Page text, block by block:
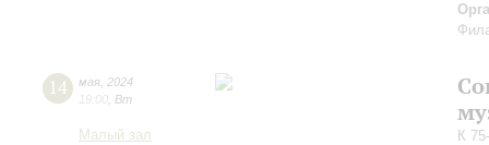
14 мая 2024
19:00 Вт
Малый зал
К